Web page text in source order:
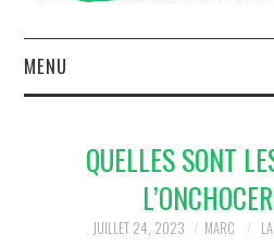
MENU
MODE
MAISON
QUELLES SONT
JUILLET 24, 2023 MARC